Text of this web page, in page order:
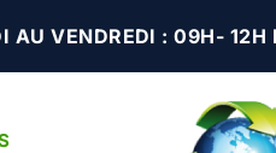
AU VENDREDI : 09H- 12H